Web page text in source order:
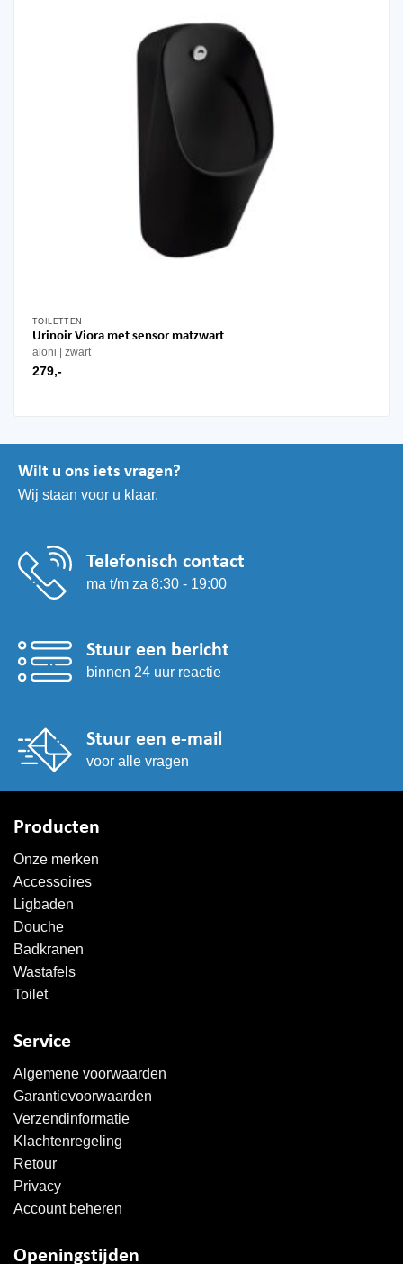
TOILETTEN
Urinoir Viora met sensor matzwart
aloni zwart
279,-
Wilt u ons iets vragen?
Wij staan voor u klaar.
Telefonisch contact
ma t/m za 8:30 - 19:00
Stuur een bericht
binnen 24 uur reactie
Stuur een e-mail
voor alle vragen
Producten
Onze merken
Accessoires
Ligbaden
Douche
Badkranen
Wastafels
Toilet
Service
Algemene voorwaarden
Garantievoorwaarden
Verzendinformatie
Klachtenregeling
Retour
Privacy
Account beheren
Openingstijden